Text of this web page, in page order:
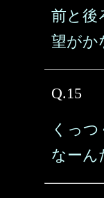
前と後
望がか
Q.15
くっつ
なーん